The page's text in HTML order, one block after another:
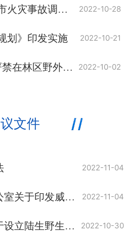
2022-10-28
市县级政府火灾事故调查权限
2022-10-21
划》印发实施
2022-10-02
林区野外用火
文件
2022-11-04
2022-11-04
公共数据管理办法的通知
2022-10-30
禁猎区和禁猎期的通告